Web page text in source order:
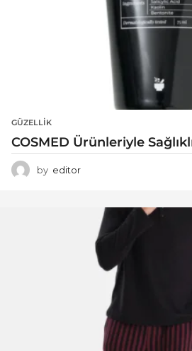
GÜZELLIK
COSMED Ürünleriyle
by editor